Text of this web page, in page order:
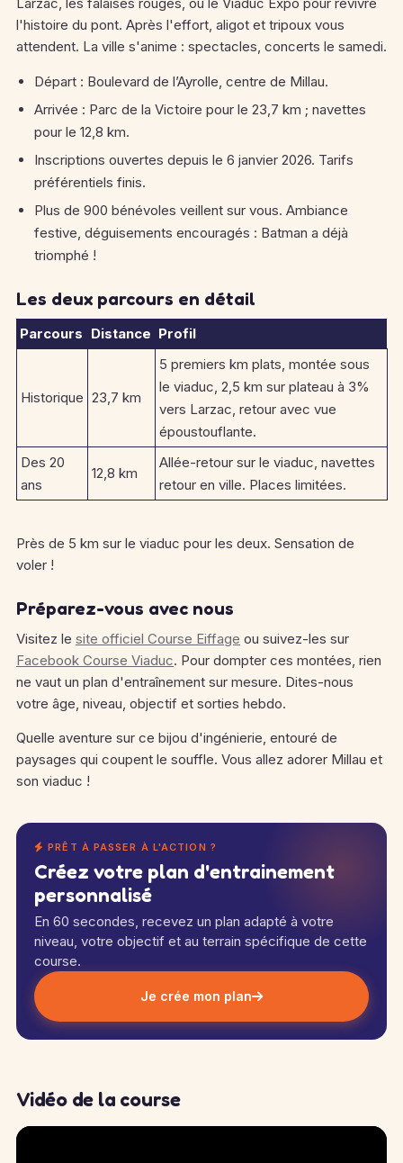
l'histoire du pont. Après l'effort, aligot et tripoux vous
attendent. La ville s'anime : spectacles, concerts le samedi.
Départ : Boulevard de l’Ayrolle, centre de Millau.
Arrivée : Parc de la Victoire pour le 23,7 km ; navettes
pour le 12,8 km.
Inscriptions ouvertes depuis le 6 janvier 2026. Tarifs
préférentiels finis.
Plus de 900 bénévoles veillent sur vous. Ambiance
festive, déguisements encouragés : Batman a déjà
triomphé !
Les deux parcours en détail
Parcours Distance Profil
Historique 23,7 km
5 premiers km plats, montée sous
le viaduc, 2,5 km sur plateau à 3%
vers Larzac, retour avec vue
époustouflante.
Des 20
ans
12,8 km
Allée-retour sur le viaduc, navettes
retour en ville. Places limitées.
Près de 5 km sur le viaduc pour les deux. Sensation de
voler !
Préparez-vous avec nous
Visitez le site officiel Course Eiffage ou suivez-les sur
Facebook Course Viaduc. Pour dompter ces montées, rien
ne vaut un plan d'entraînement sur mesure. Dites-nous
votre âge, niveau, objectif et sorties hebdo.
Quelle aventure sur ce bijou d'ingénierie, entouré de
paysages qui coupent le souffle. Vous allez adorer Millau et
son viaduc !
PRÊT À PASSER À L'ACTION ?
Créez votre plan d'entrainement
personnalisé
En 60 secondes, recevez un plan adapté à votre
niveau, votre objectif et au terrain spécifique de cette
course.
Je crée mon plan
Vidéo de la course